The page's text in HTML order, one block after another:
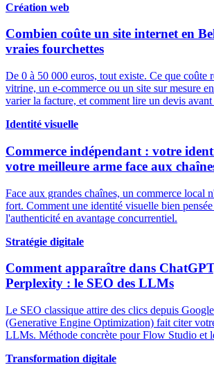
Création web
Combien coûte un site internet en
vraies fourchettes
De 0 à 50 000 euros, tout existe. Ce que coûte
vitrine, un e-commerce ou un site sur mesure
varier la facture, et comment lire un devis avant
Identité visuelle
Commerce indépendant : votre
votre meilleure arme face aux
Face aux grandes chaînes, un commerce local
fort. Comment une identité visuelle bien
l'authenticité en avantage concurrentiel.
Stratégie digitale
Comment apparaître dans
Perplexity : le SEO des LLMs
Le SEO classique attire des clics depuis
(Generative Engine Optimization) fait citer
LLMs. Méthode concrète pour Flow Studio et
Transformation digitale